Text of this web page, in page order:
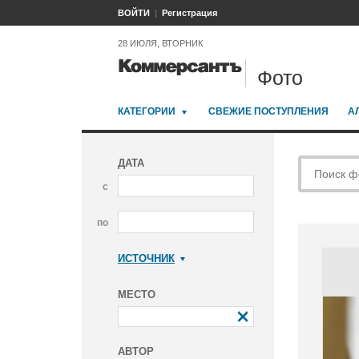
ВОЙТИ Регистрация
28 ИЮЛЯ, ВТОРНИК
Фото
КАТЕГОРИИ СВЕЖИЕ ПОСТУПЛЕНИЯ
ДАТА
с
по
ИСТОЧНИК
МЕСТО
АВТОР